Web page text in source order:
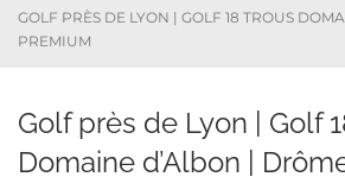
GOLF PRÈS DE LYON | GOLF 18 TROUS
PREMIUM
Golf près de Lyon | Golf
Domaine d’Albon |